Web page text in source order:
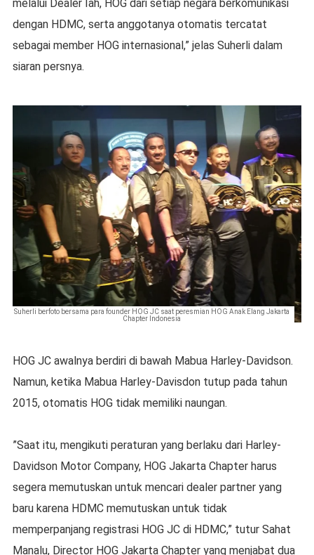
melalui Dealer Iah, HOG dari setiap negara berkomunikasi
dengan HDMC, serta anggotanya otomatis tercatat
sebagai member HOG internasional,” jelas Suherli dalam
siaran persnya.
Suherli berfoto bersama para founder HOG JC saat peresmian HOG Anak Elang Jakarta
Chapter Indonesia
HOG JC awalnya berdiri di bawah Mabua Harley-Davidson.
Namun, ketika Mabua Harley-Davisdon tutup pada tahun
2015, otomatis HOG tidak memiliki naungan.
”Saat itu, mengikuti peraturan yang berlaku dari Harley-
Davidson Motor Company, HOG Jakarta Chapter harus
segera memutuskan untuk mencari dealer partner yang
baru karena HDMC memutuskan untuk tidak
memperpanjang registrasi HOG JC di HDMC,” tutur Sahat
Manalu, Director HOG Jakarta Chapter yang menjabat dua